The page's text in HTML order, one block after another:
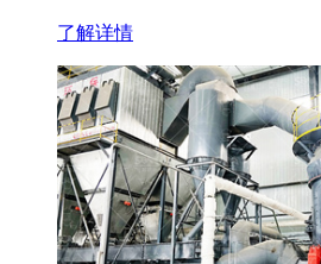
了解详情